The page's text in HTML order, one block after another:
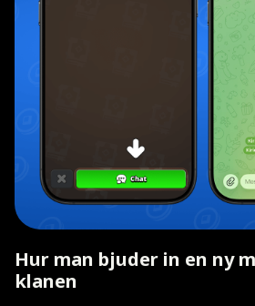
Hur man bjuder in en ny
klanen